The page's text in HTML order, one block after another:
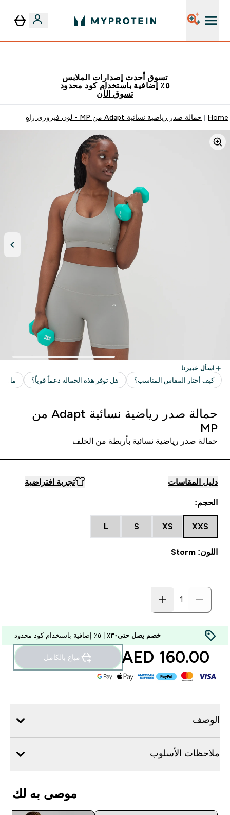
تسوق أحدث إصدارات الملابس
٥٪ إضافية باستخدام كود محدود
تسوق الآن
Home حمالة صدر رياضية نسائية Adapt من MP - لون فيروزي زاهٍ
حمالة صدر رياضية نسائية Adapt من
MP
حمالة صدر رياضية نسائية بأربطة من الخلف
دليل المقاسات تجربة افتراضية
الحجم:
XXS
XS
S
L
اللون: Storm
خصم يصل حتى٣٠٪
160.00 AED‎ مباع بالكامل
الوصف
ملاحظات الأسلوب
موصى به لك